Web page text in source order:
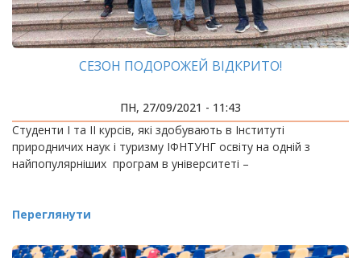
СЕЗОН ПОДОРОЖЕЙ ВІДКРИТО!
ПН, 27/09/2021 - 11:43
Студенти І та ІІ курсів, які здобувають в Інституті
природничих наук і туризму ІФНТУНГ освіту на одній з
найпопулярніших програм в університеті –
Переглянути